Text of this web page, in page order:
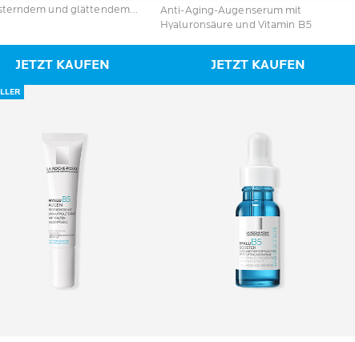
und glättendem
JETZT KAUFEN
548
Bewertungen
Anti-Aging-Augenserum mit
Hyaluronsäure und Vitamin B5
JETZT KAUFEN